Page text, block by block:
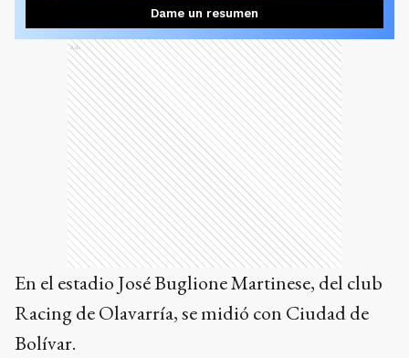
Dame un resumen
Ads
En el estadio José Buglione Martinese, del club
Racing de Olavarría, se midió con Ciudad de
Bolívar.